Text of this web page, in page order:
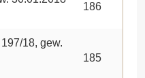
186
197/18, gew.
185